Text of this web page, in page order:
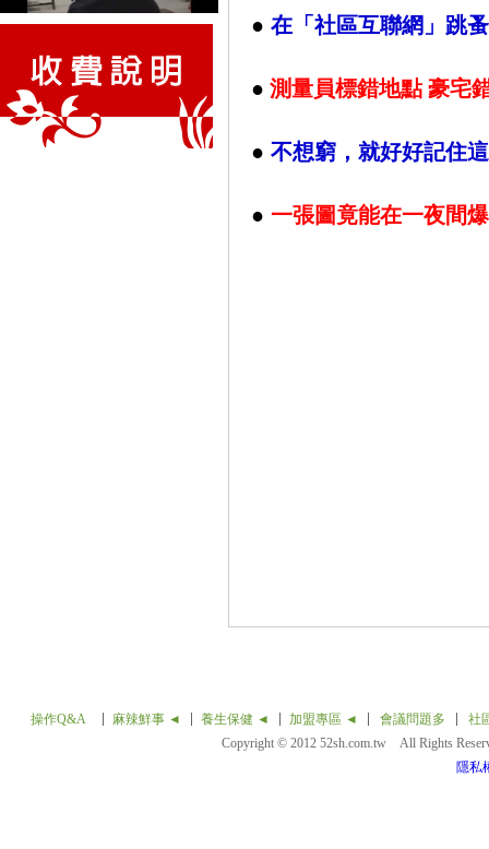
● 在「社區互聯網」跳
● 測量員標錯地點 豪宅
● 不想窮，就好好記住
● 一張圖竟能在一夜間
操作Q&A 麻辣鮮事 ◄ 養生保健 ◄ 加盟專區 ◄ 會議問題多
社
Copyright © 2012 52sh.com.tw All Rights
隱私